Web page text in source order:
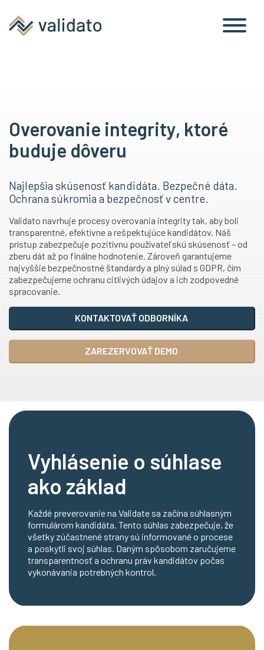
Overovanie integrity, ktoré
buduje dôveru
Najlepšia skúsenosť kandidáta. Bezpečné dáta.
Ochrana súkromia a bezpečnosť v centre.
Validato navrhuje procesy overovania integrity tak, aby boli
transparentné, efektívne a rešpektujúce kandidátov. Náš
prístup zabezpečuje pozitívnu používateľskú skúsenosť – od
zberu dát až po finálne hodnotenie. Zároveň garantujeme
najvyššie bezpečnostné štandardy a plný súlad s GDPR, čím
zabezpečujeme ochranu citlivých údajov a ich zodpovedné
spracovanie.
KONTAKTOVAŤ ODBORNÍKA
ZAREZERVOVAŤ DEMO
Vyhlásenie o súhlase
ako základ
Každé preverovanie na Validate sa začína súhlasným
formulárom kandidáta. Tento súhlas zabezpečuje, že
všetky zúčastnené strany sú informované o procese
a poskytli svoj súhlas. Daným spôsobom zaručujeme
transparentnosť a ochranu práv kandidátov počas
vykonávania potrebných kontrol.